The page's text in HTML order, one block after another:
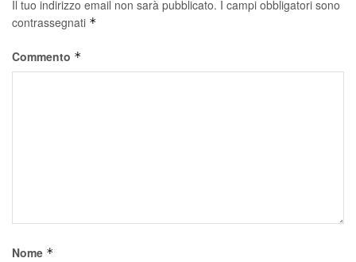
Il tuo indirizzo email non sarà pubblicato. I campi obbligatori sono
contrassegnati *
Commento *
Nome *